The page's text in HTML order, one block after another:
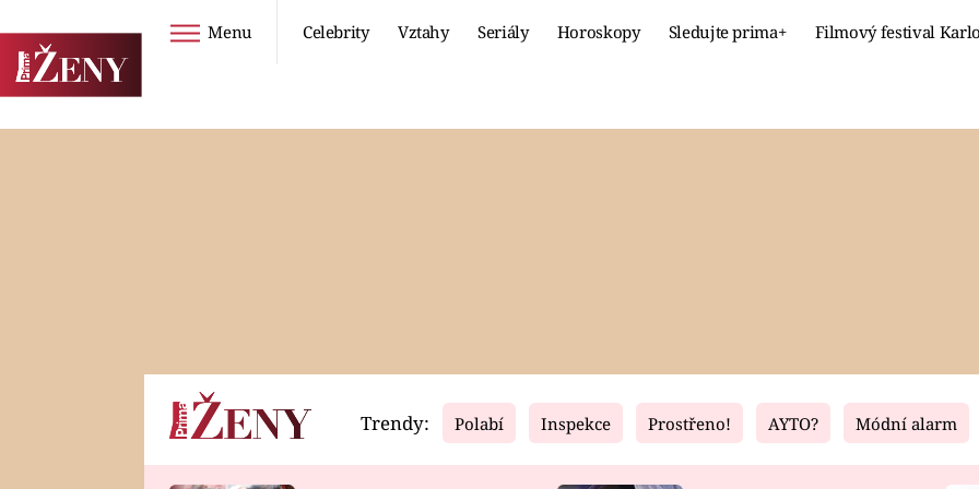
Menu Celebrity Vztahy Seriály Horoskopy Sledujte prima+ Filmový festival
Horoskopy Video Fresh Living
Trendy: Polabí Inspekce Prostřeno! AYTO? Módní alarm